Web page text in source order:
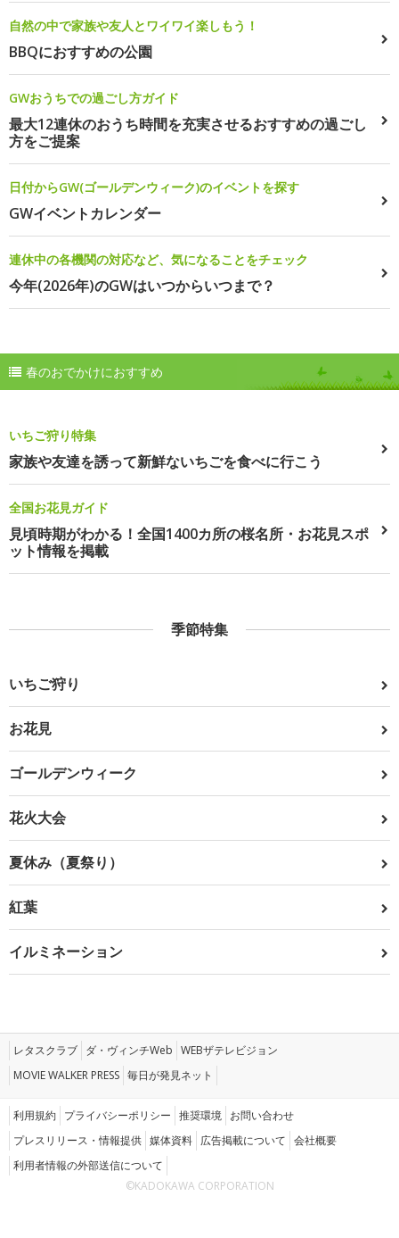
自然の中で家族や友人とワイワイ楽しもう！
BBQにおすすめの公園
GWおうちでの過ごし方ガイド
最大12連休のおうち時間を充実させるおすすめの過ごし
方をご提案
日付からGW(ゴールデンウィーク)のイベントを探す
GWイベントカレンダー
連休中の各機関の対応など、気になることをチェック
今年(2026年)のGWはいつからいつまで？
春のおでかけにおすすめ
いちご狩り特集
家族や友達を誘って新鮮ないちごを食べに行こう
全国お花見ガイド
見頃時期がわかる！全国1400カ所の桜名所・お花見スポ
ット情報を掲載
季節特集
いちご狩り
お花見
ゴールデンウィーク
花火大会
夏休み（夏祭り）
紅葉
イルミネーション
レタスクラブ ダ・ヴィンチWeb WEBザテレビジョン
MOVIE WALKER PRESS 毎日が発見ネット
利用規約 プライバシーポリシー 推奨環境 お問い合わせ
プレスリリース・情報提供 媒体資料 広告掲載について 会社概要
利用者情報の外部送信について
©KADOKAWA CORPORATION